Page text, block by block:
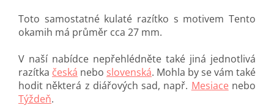
Toto samostatné kulaté razítko s motivem Tento
okamih má průměr cca 27 mm.
V naší nabídce nepřehlédněte také jiná jednotlivá
razítka česká nebo slovenská. Mohla by se vám také
hodit některá z diářových sad, např. Mesiacenebo
Týždeň.